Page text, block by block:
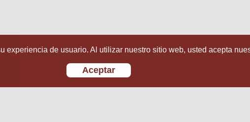
experiencia de usuario. Al utilizar nuestro sitio web, usted acepta
Aceptar